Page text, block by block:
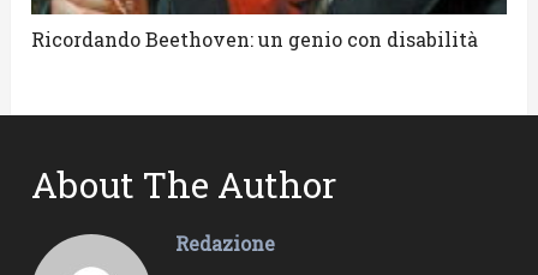
Ricordando Beethoven: un genio con disabilità
About The Author
Redazione